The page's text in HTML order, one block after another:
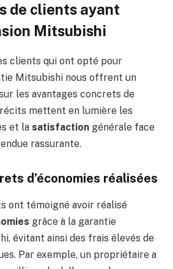
de clients ayant
Mitsubishi
clients qui ont opté pour
Mitsubishi nous offrent un
les avantages concrets de
mettent en lumière les
et la satisfaction générale face
rassurante.
d’économies réalisées
ont témoigné avoir réalisé
grâce à la garantie
évitant ainsi des frais élevés de
Par exemple, un propriétaire a